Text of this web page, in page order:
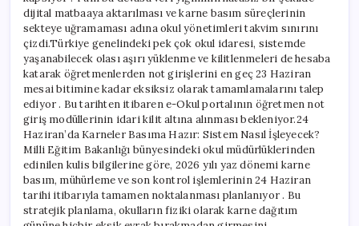
dijital matbaaya aktarılması ve karne basım süreçlerinin
sekteye uğramaması adına okul yönetimleri takvim sınırını
çizdi.Türkiye genelindeki pek çok okul idaresi, sistemde
yaşanabilecek olası aşırı yüklenme ve kilitlenmeleri de hesaba
katarak öğretmenlerden not girişlerini en geç 23 Haziran
mesai bitimine kadar eksiksiz olarak tamamlamalarını talep
ediyor . Bu tarihten itibaren e-Okul portalının öğretmen not
giriş modüllerinin idari kilit altına alınması bekleniyor.24
Haziran’da Karneler Basıma Hazır: Sistem Nasıl İşleyecek?
Milli Eğitim Bakanlığı bünyesindeki okul müdürlüklerinden
edinilen kulis bilgilerine göre, 2026 yılı yaz dönemi karne
basım, mühürleme ve son kontrol işlemlerinin 24 Haziran
tarihi itibarıyla tamamen noktalanması planlanıyor . Bu
stratejik planlama, okulların fiziki olarak karne dağıtım